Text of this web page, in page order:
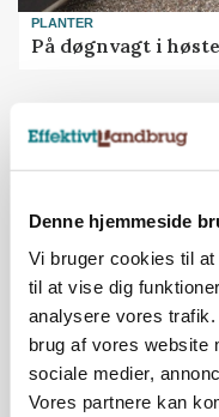
Denne hjemmeside
Vi bruger cookies til
til at vise dig
analysere vores
brug af vores website
sociale medier,
Vores partnere kan
PLANTER
På døgnvagt i